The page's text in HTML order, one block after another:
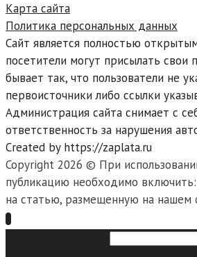
Карта сайта
Политика персональных данных
Сайт является полностью
посетители могут присылать свои
бывает так, что пользователи не
первоисточники либо ссылки
Администрация сайта снимает с
ответственность за нарушения
Created by https://zaplata.ru
Copyright 2026 © При
публикацию необходимо
на статью, размещенную на нашем